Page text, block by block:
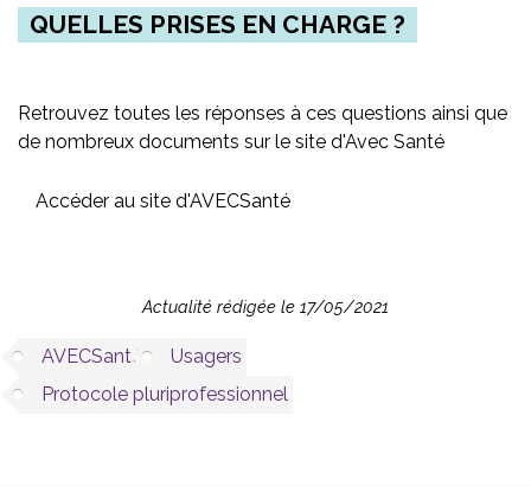
QUELLES PRISES EN CHARGE ?
Retrouvez toutes les réponses à ces questions ainsi que
de nombreux documents sur le site d'Avec Santé
Accéder au site d'AVECSanté
Actualité rédigée le 17/05/2021
AVECSanté
Usagers
Protocole pluriprofessionnel